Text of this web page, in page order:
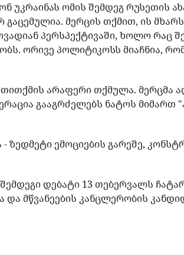
უკრაინას ომის შემდეგ რუსეთის
გაცემულია. მერცის თქმით, ის
პერსპექტივაში, ხოლო რაც
ორივე პოლიტიკოსს მიაჩნია,
არაფერი თქმულა. მერცმა
გააგრძელებს ნატოს მიმართ
ზედმეტი ემოციების გარეშე,
შემდეგი დებატი 13 თებერვალს
მწვანეების კანცლერობის